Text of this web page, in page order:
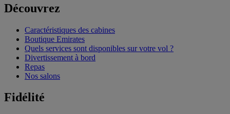
Découvrez
Caractéristiques des cabines
Boutique Emirates
Quels services sont disponibles sur votre vol ?
Divertissement à bord
Repas
Nos salons
Fidélité